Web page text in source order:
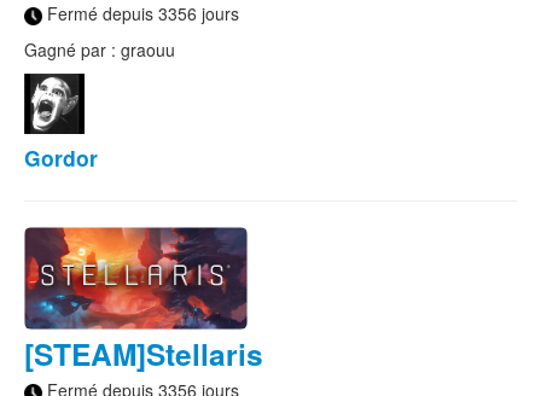
Fermé depuis 3356 jours
Gagné par : graouu
Gordor
[STEAM]Stellaris
Fermé depuis 3356 jours